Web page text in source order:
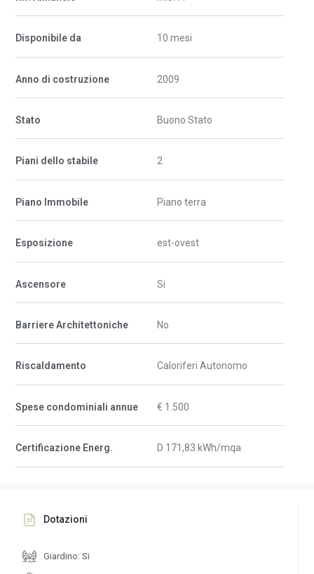
Disponibile da 10 mesi
Anno di costruzione 2009
Stato Buono Stato
Piani dello stabile 2
Piano Immobile Piano terra
Esposizione est-ovest
Ascensore Si
Barriere Architettoniche No
Riscaldamento Caloriferi Autonomo
Spese condominiali annue € 1.500
Certificazione Energ. D 171,83 kWh/mqa
Dotazioni
Giardino: Si